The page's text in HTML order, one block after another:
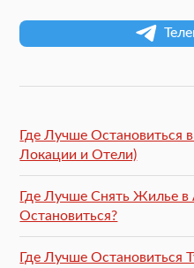
Где Лучше Остановиться
Локации и Отели)
Где Лучше Снять Жилье
Остановиться?
Где Лучше Остановиться